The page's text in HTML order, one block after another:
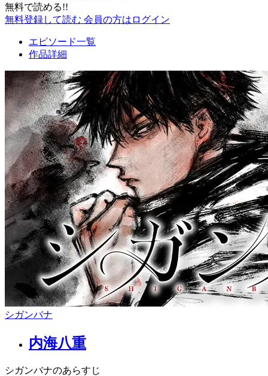
無料で読める!!
無料登録して読む 会員の方はログイン
エピソード一覧
作品詳細
シガンバナ
内海八重
シガンバナのあらすじ